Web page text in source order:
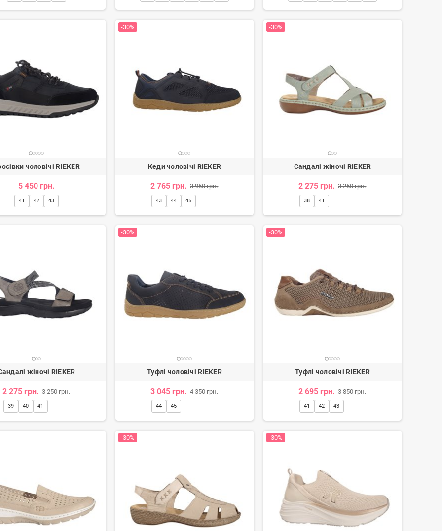
жіночі
2 600 грн. -20%
Туфлі жіночі Черевики ковбойки жіночі
1 114 грн. -20% 1 134 грн. -20%
чоловічі RIEKER
5 450 грн.
41 42 43
-30%
Кеди чоловічі RIEKER
2 765 грн. 3 950 грн.
43 44 45
-30%
Сандалі жіночі RIEKER
2 275 грн. 3 250 грн.
38 41
жіночі RIEKER
2 275 грн. 3 250 грн.
39 40 41
-30%
Туфлі чоловічі RIEKER
3 045 грн. 4 350 грн.
44 45
-30%
Туфлі чоловічі RIEKER
2 695 грн. 3 850 грн.
41 42 43
-30% -30%